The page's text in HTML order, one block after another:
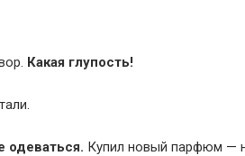
Какая глупость!
одеваться. Купил новый парфюм —